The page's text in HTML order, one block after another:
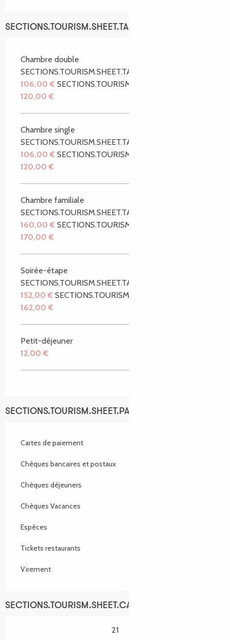
SECTIONS.TOURISM.SHEET.TARIFFS.TARIFFS
Chambre double
SECTIONS.TOURISM.SHEET.TARIFFS.FROM
106,00 € SECTIONS.TOURISM.SHEET.TARIFFS.TO
120,00 €
Chambre single
SECTIONS.TOURISM.SHEET.TARIFFS.FROM
106,00 € SECTIONS.TOURISM.SHEET.TARIFFS.TO
120,00 €
Chambre familiale
SECTIONS.TOURISM.SHEET.TARIFFS.FROM
160,00 € SECTIONS.TOURISM.SHEET.TARIFFS.TO
170,00 €
Soirée-étape
SECTIONS.TOURISM.SHEET.TARIFFS.FROM
152,00 € SECTIONS.TOURISM.SHEET.TARIFFS.TO
162,00 €
Petit-déjeuner
12,00 €
SECTIONS.TOURISM.SHEET.PAYMENTS_METHODS
Cartes de paiement
Chèques bancaires et postaux
Chèques déjeuners
Chèques Vacances
Espèces
Tickets restaurants
Virement
SECTIONS.TOURISM.SHEET.CAPACITY
21